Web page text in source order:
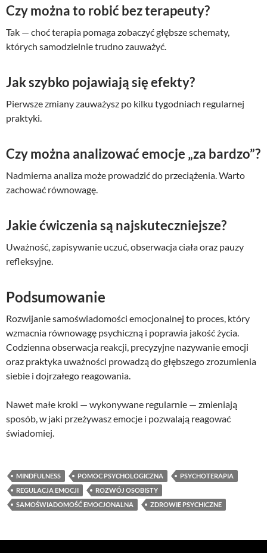
Czy można to robić bez terapeuty?
Tak — choć terapia pomaga zobaczyć głębsze schematy,
których samodzielnie trudno zauważyć.
Jak szybko pojawiają się efekty?
Pierwsze zmiany zauważysz po kilku tygodniach regularnej
praktyki.
Czy można analizować emocje „za bardzo”?
Nadmierna analiza może prowadzić do przeciążenia. Warto
zachować równowagę.
Jakie ćwiczenia są najskuteczniejsze?
Uważność, zapisywanie uczuć, obserwacja ciała oraz pauzy
refleksyjne.
Podsumowanie
Rozwijanie samoświadomości emocjonalnej to proces, który
wzmacnia równowagę psychiczną i poprawia jakość życia.
Codzienna obserwacja reakcji, precyzyjne nazywanie emocji
oraz praktyka uważności prowadzą do głębszego zrozumienia
siebie i dojrzałego reagowania.
Nawet małe kroki — wykonywane regularnie — zmieniają
sposób, w jaki przeżywasz emocje i pozwalają reagować
świadomiej.
MINDFULNESS POMOC PSYCHOLOGICZNA
PSYCHOTERAPIA
REGULACJA EMOCJI
ROZWÓJ OSOBISTY
SAMOŚWIADOMOŚĆ EMOCJONALNA
ZDROWIE PSYCHICZNE